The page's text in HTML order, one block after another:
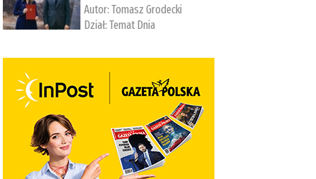
Autor:Tomasz Grodecki
Dział:Temat Dnia